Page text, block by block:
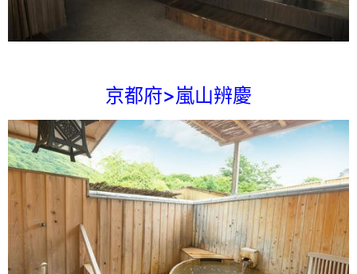
京都府>嵐山辨慶